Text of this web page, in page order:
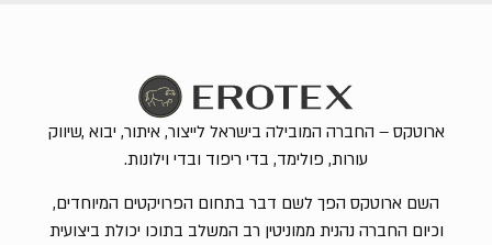
ארוטקס – החברה המובילה בישראל לייצור, איתור, יבוא ,שיווק
עורות, פולימד, בדי ריפוד ובדי וילונות.
השם ארוטקס הפך לשם דבר בתחום הפרויקטים המיוחדים,
וכיום החברה נהנית ממוניטין רב המשלב בתוכו יכולת ביצועית